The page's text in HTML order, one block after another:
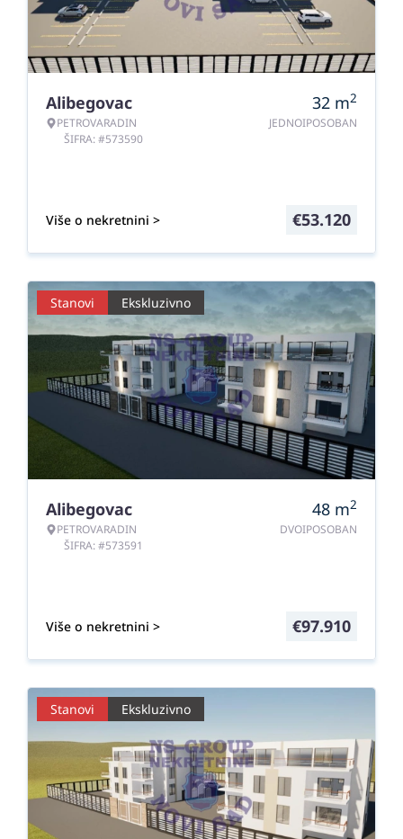
Alibegovac
PETROVARADIN
ŠIFRA: #573590
32 m2
JEDNOIPOSOBAN
Više o nekretnini > €53.120
Stanovi Ekskluzivno
Alibegovac
PETROVARADIN
ŠIFRA: #573591
48 m2
DVOIPOSOBAN
Više o nekretnini > €97.910
Stanovi Ekskluzivno